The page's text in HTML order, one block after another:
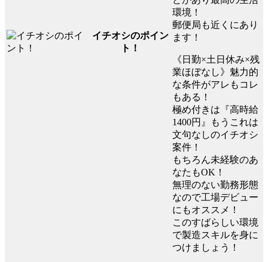
イチオシのポイン
ト！
環境！
郵便局も近くにあり
ます！
《日勤×土日休み×残
業ほぼなし》魅力的
な条件がアレもコレ
もある！
極め付きは『高時給
1400円』もうこれは
文句なしのイチオシ
案件！
もちろん未経験のあ
なたもOK！
無理のない勤務形態
なので工場デビュー
にもオススメ！
このすばらしい環境
で製造スキルを身に
つけましょう！